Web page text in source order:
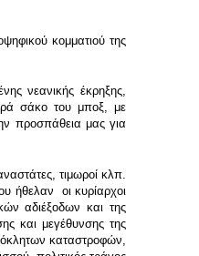
κομματιού της
νεανικής έκρηξης,
σάκο του μποξ, με
προσπάθεια μας για
τιμωροί κλπ.
ήθελαν οι κυρίαρχοι
αδιέξοδων και της
και μεγέθυνσης της
καταστροφών,